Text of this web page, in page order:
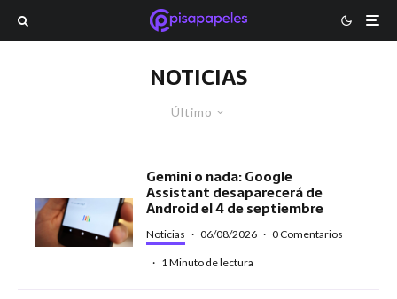
NOTICIAS
Último
Gemini o nada: Google
Assistant desaparecerá de
Android el 4 de septiembre
Noticias · 06/08/2026 · 0 Comentarios
· 1 Minuto de lectura